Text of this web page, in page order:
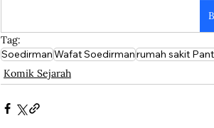
Tag:
SoedirmanWafat Soedirmanrumah sakit
Komik Sejarah